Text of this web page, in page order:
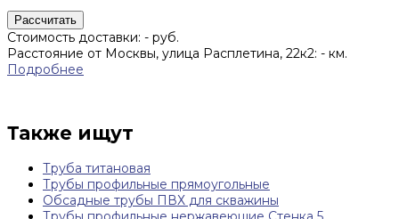
Рассчитать
Стоимость доставки: - руб.
Расстояние от Москвы, улица Расплетина, 22к2: - км.
Подробнее
Также ищут
Труба титановая
Трубы профильные прямоугольные
Обсадные трубы ПВХ для скважины